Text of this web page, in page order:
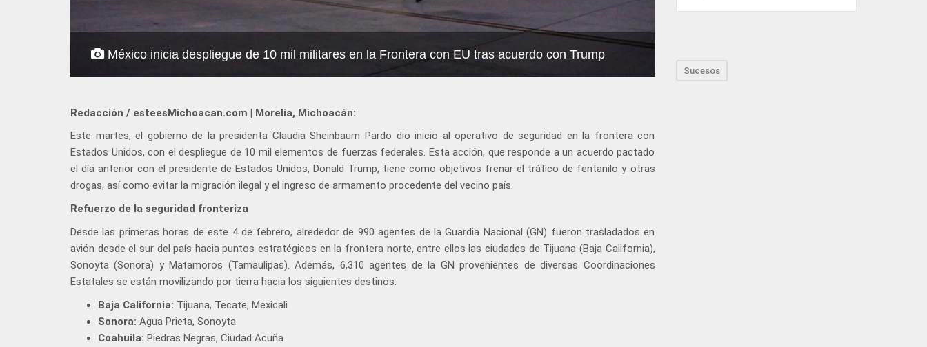
México inicia despliegue de 10 mil militares en la Frontera con EU tras acuerdo con Trump
Redacción / esteesMichoacan.com | Morelia, Michoacán:
Este martes, el gobierno de la presidenta Claudia Sheinbaum Pardo dio inicio al operativo de seguridad en la frontera con
Estados Unidos, con el despliegue de 10 mil elementos de fuerzas federales. Esta acción, que responde a un acuerdo pactado
el día anterior con el presidente de Estados Unidos, Donald Trump, tiene como objetivos frenar el tráfico de fentanilo y otras
drogas, así como evitar la migración ilegal y el ingreso de armamento procedente del vecino país.
Refuerzo de la seguridad fronteriza
Desde las primeras horas de este 4 de febrero, alrededor de 990 agentes de la Guardia Nacional (GN) fueron trasladados en
avión desde el sur del país hacia puntos estratégicos en la frontera norte, entre ellos las ciudades de Tijuana (Baja California),
Sonoyta (Sonora) y Matamoros (Tamaulipas). Además, 6,310 agentes de la GN provenientes de diversas Coordinaciones
Estatales se están movilizando por tierra hacia los siguientes destinos:
Baja California: Tijuana, Tecate, Mexicali
Sonora: Agua Prieta, Sonoyta
Coahuila: Piedras Negras, Ciudad Acuña
Sucesos